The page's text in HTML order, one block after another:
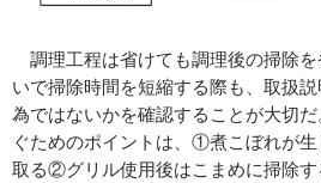
調理工程は省けても調理後の掃除
いで掃除時間を短縮する際も、取扱
為ではないかを確認することが大切
ぐためのポイントは、①煮こぼれが
取る②グリル使用後はこまめに掃除